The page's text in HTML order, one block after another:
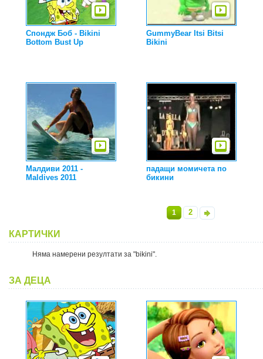
Спондж Боб - Bikini
Bottom Bust Up
GummyBear Itsi Bitsi
Bikini
Малдиви 2011 -
Maldives 2011
падащи момичета по
бикини
1 2»
КАРТИЧКИ
Няма намерени резултати за "bikini".
ЗА ДЕЦА